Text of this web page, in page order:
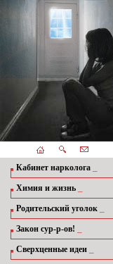
Кабинет нарколога
Химия и жизнь
Родительский уголок
Закон сур-р-ов!
Сверхценные идеи